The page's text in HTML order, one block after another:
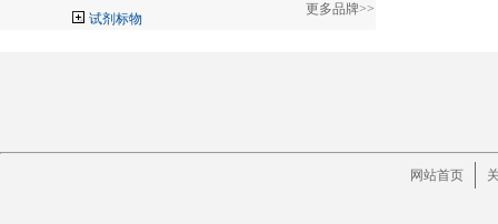
试剂标物
更多品牌>>
网站首页